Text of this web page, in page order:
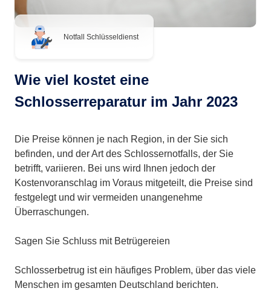
Notfall Schlüsseldienst
Wie viel kostet eine
Schlosserreparatur im Jahr 2023
Die Preise können je nach Region, in der Sie sich
befinden, und der Art des Schlossernotfalls, der Sie
betrifft, variieren. Bei uns wird Ihnen jedoch der
Kostenvoranschlag im Voraus mitgeteilt, die Preise sind
festgelegt und wir vermeiden unangenehme
Überraschungen.
Sagen Sie Schluss mit Betrügereien
Schlosserbetrug ist ein häufiges Problem, über das viele
Menschen im gesamten Deutschland berichten.